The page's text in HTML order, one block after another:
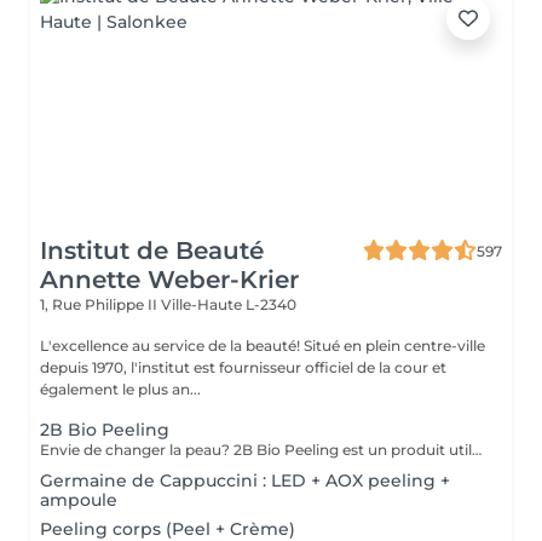
Institut de Beauté
Annette Weber-Krier
597
1, Rue Philippe II Ville-Haute L-2340
L'excellence au service de la beauté! Situé en plein centre-ville
depuis 1970, l'institut est fournisseur officiel de la cour et
également le plus an...
2B Bio Peeling
Envie de changer la peau? 2B Bio Peeling est un produit utilisé en micro-dermabrasion manuelle (sans utilisation d'appareillages). Cette méthode d'abrasion de la surface de l'épiderme vise à éliminer les cellules mortes qui forment la couche cornée. Contrairement à d'autres traitements-peelings qui ne travaillent qu'en surface, 2B Bio Peeling déclenche le processus d'exfoliation de l'intérieur. Votre peau est purifiée en profondeur, le métabolisme cellulaire est réactivé, les pores dilatés sont resserrés et la pigmentation est réduite. Un résultat éblouissant qui vous illumine immédiatement.
Germaine de Cappuccini : LED + AOX peeling +
ampoule
Peeling corps (Peel + Crème)